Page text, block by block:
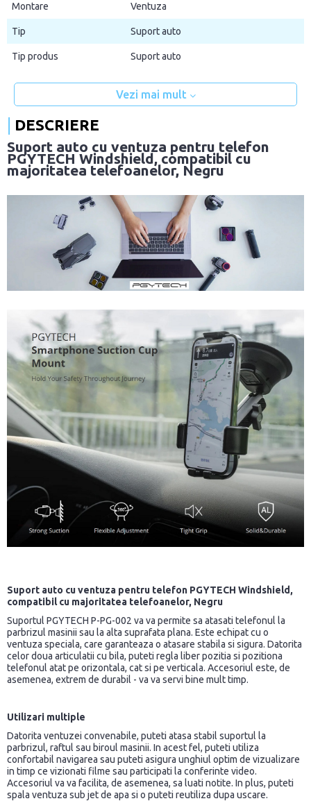
Montare Ventuza
Tip Suport auto
Tip produs Suport auto
Vezi mai mult
DESCRIERE
Suport auto cu ventuza pentru telefon
PGYTECH Windshield, compatibil cu
majoritatea telefoanelor, Negru
Suport auto cu ventuza pentru telefon PGYTECH Windshield,
compatibil cu majoritatea telefoanelor, Negru
Suportul PGYTECH P-PG-002 va va permite sa atasati telefonul la
parbrizul masinii sau la alta suprafata plana. Este echipat cu o
ventuza speciala, care garanteaza o atasare stabila si sigura. Datorita
celor doua articulatii cu bila, puteti regla liber pozitia si pozitiona
telefonul atat pe orizontala, cat si pe verticala. Accesoriul este, de
asemenea, extrem de durabil - va va servi bine mult timp.
Utilizari multiple
Datorita ventuzei convenabile, puteti atasa stabil suportul la
parbrizul, raftul sau biroul masinii. In acest fel, puteti utiliza
confortabil navigarea sau puteti asigura unghiul optim de vizualizare
in timp ce vizionati filme sau participati la conferinte video.
Accesoriul va va facilita, de asemenea, sa luati notite. In plus, puteti
spala ventuza sub jet de apa si o puteti reutiliza dupa uscare.